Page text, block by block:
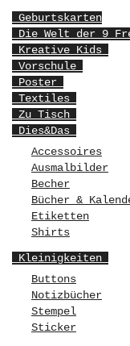
Geburtskarten
Die Welt der 9
Kreative Kids
Vorschule
Poster
Textiles
Zu Tisch
Dies&Das
Accessoires
Ausmalbilder
Becher
Bücher &
Etiketten
Shirts
Kleinigkeiten
Buttons
Notizbücher
Stempel
Sticker